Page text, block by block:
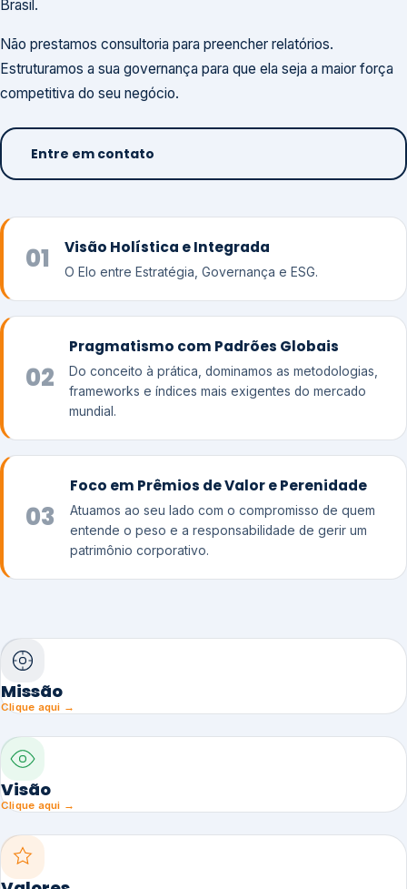
Brasil.
Não prestamos consultoria para preencher relatórios.
Estruturamos a sua governança para que ela seja a maior força
competitiva do seu negócio.
Entre em contato
01 Visão Holística e Integrada
O Elo entre Estratégia, Governança e ESG.
02
Pragmatismo com Padrões Globais
Do conceito à prática, dominamos as metodologias,
frameworks e índices mais exigentes do mercado
mundial.
03
Foco em Prêmios de Valor e Perenidade
Atuamos ao seu lado com o compromisso de quem
entende o peso e a responsabilidade de gerir um
patrimônio corporativo.
Missão
Clique aqui →
Visão
Clique aqui →